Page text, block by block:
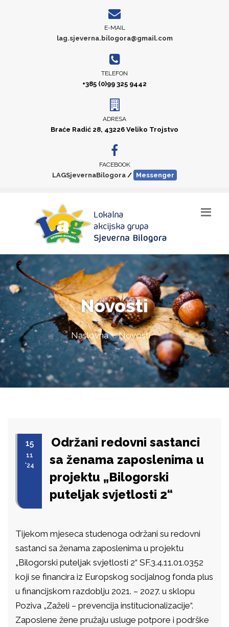
E-MAIL
lag.sjeverna.bilogora@gmail.com
TELEFON
+385 (0)99 325 9442
ADRESA
Braće Radić 28, 43226 Veliko Trojstvo
FACEBOOK
LAGSjevernaBilogora / Messenger
Novosti
Naslovna Novosti
15
11
'24
Održani redovni sastanci
sa ženama zaposlenima u
projektu „Bilogorski
puteljak svjetlosti 2“
Tijekom mjeseca studenoga održani su redovni
sastanci sa ženama zaposlenima u projektu
„Bilogorski puteljak svjetlosti 2“ SF.3.4.11.01.0352
koji se financira iz Europskog socijalnog fonda plus
u financijskom razdoblju 2021. – 2027. u sklopu
Poziva „Zaželi – prevencija institucionalizacije“.
Zaposlene žene pružaju usluge potpore i podrške